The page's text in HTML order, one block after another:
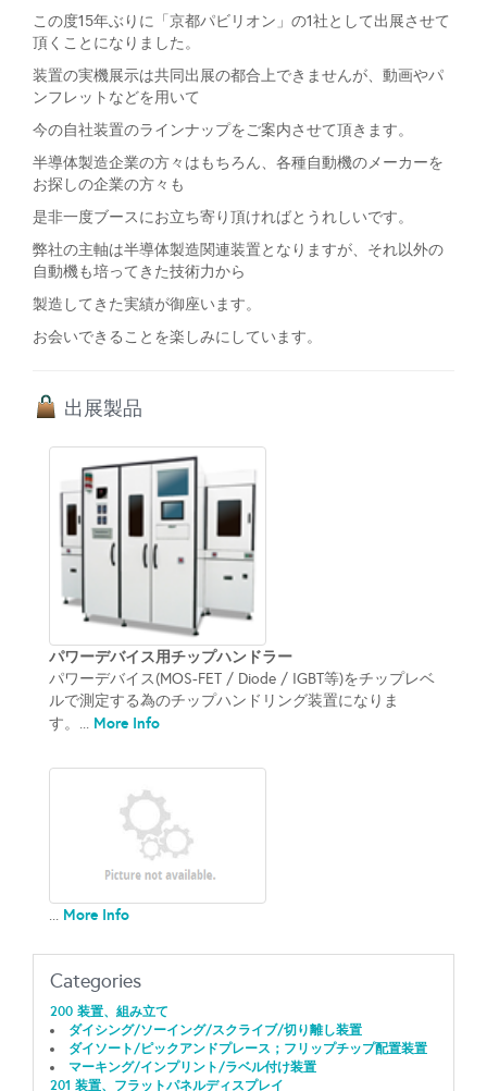
この度15年ぶりに「京都パビリオン」の1社として出展させて
頂くことになりました。
装置の実機展示は共同出展の都合上できませんが、動画やパ
ンフレットなどを用いて
今の自社装置のラインナップをご案内させて頂きます。
半導体製造企業の方々はもちろん、各種自動機のメーカーを
お探しの企業の方々も
是非一度ブースにお立ち寄り頂ければとうれしいです。
弊社の主軸は半導体製造関連装置となりますが、それ以外の
自動機も培ってきた技術力から
製造してきた実績が御座います。
お会いできることを楽しみにしています。
出展製品
パワーデバイス用チップハンドラー
パワーデバイス(MOS-FET / Diode / IGBT等)をチップレベ
ルで測定する為のチップハンドリング装置になりま
す。... More Info
... More Info
Categories
200 装置、組み立て
ダイシング/ソーイング/スクライブ/切り離し装置
ダイソート/ピックアンドプレース；フリップチップ配置装置
マーキング/インプリント/ラベル付け装置
201 装置、フラットパネルディスプレイ